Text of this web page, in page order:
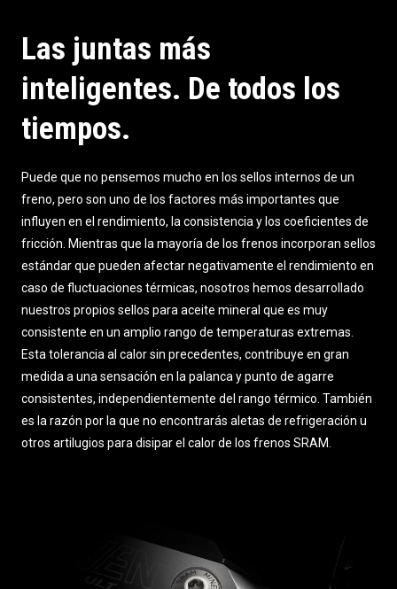
Las juntas más
inteligentes. De todos los
tiempos.
Puede que no pensemos mucho en los sellos internos de un
freno, pero son uno de los factores más importantes que
influyen en el rendimiento, la consistencia y los coeficientes de
fricción. Mientras que la mayoría de los frenos incorporan sellos
estándar que pueden afectar negativamente el rendimiento en
caso de fluctuaciones térmicas, nosotros hemos desarrollado
nuestros propios sellos para aceite mineral que es muy
consistente en un amplio rango de temperaturas extremas.
Esta tolerancia al calor sin precedentes, contribuye en gran
medida a una sensación en la palanca y punto de agarre
consistentes, independientemente del rango térmico. También
es la razón por la que no encontrarás aletas de refrigeración u
otros artilugios para disipar el calor de los frenos SRAM.